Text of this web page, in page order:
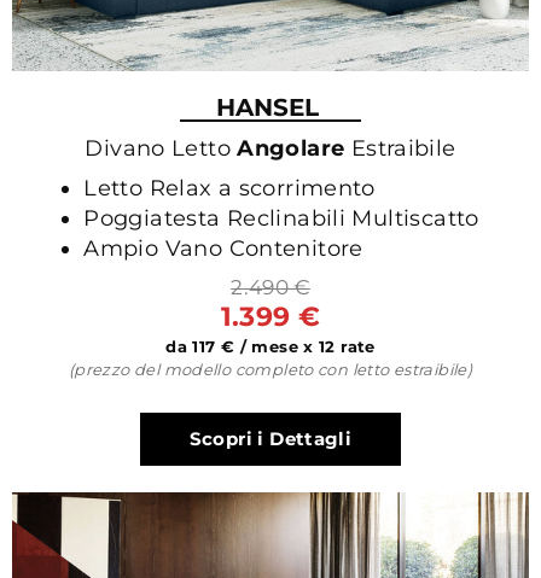
HANSEL
Divano LettoAngolare Estraibile
Letto Relax a scorrimento
Poggiatesta Reclinabili Multiscatto
Ampio Vano Contenitore
2.490 €
1.399 €
da 117 € / mese x 12 rate
(prezzo del modello completo con letto estraibile)
Scopri i Dettagli